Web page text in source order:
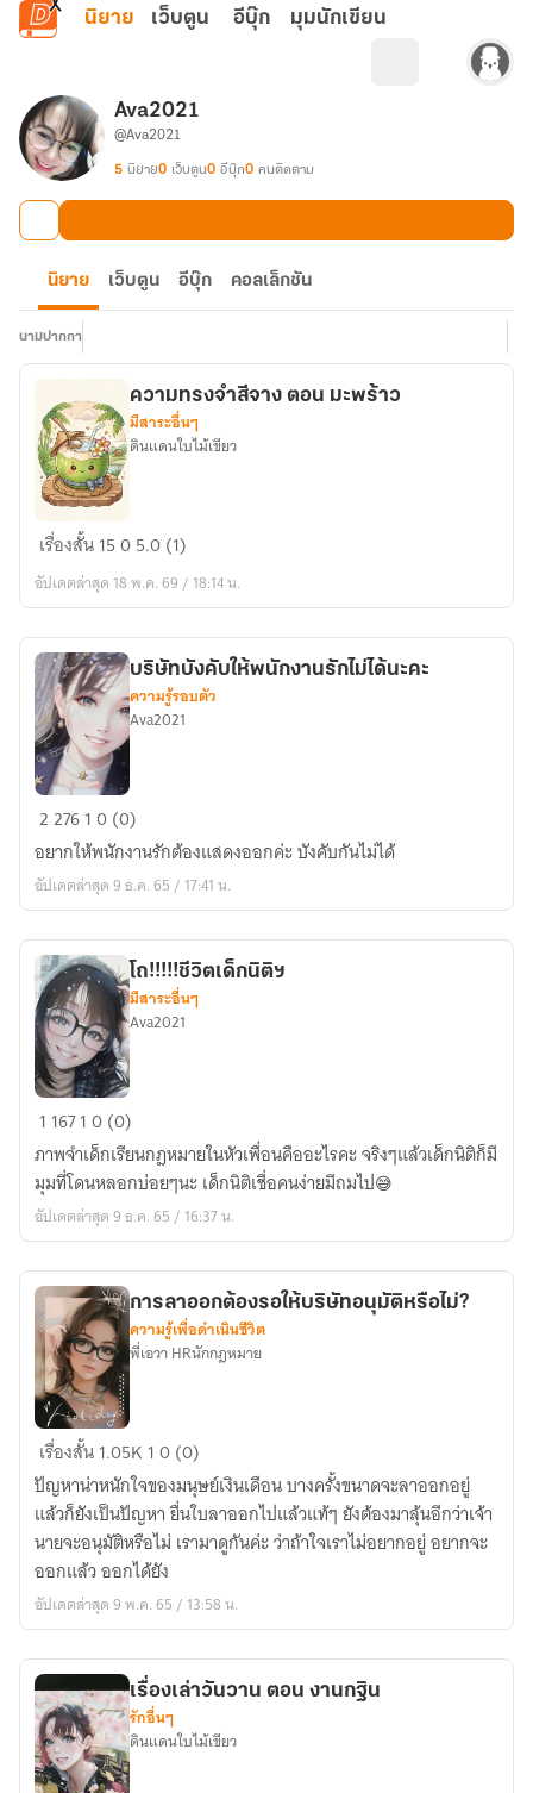
ข้ามไปยังเนื้อหาหลัก
นิยาย เว็บตูน อีบุ๊ก มุมนักเขียน
Ava2021
@Ava2021
5 นิยาย0 เว็บตูน0 อีบุ๊ก0 คนติดตาม
นิยาย เว็บตูน อีบุ๊ก คอลเล็กชัน
นามปากกา
ความ
จำ
จาง
ตอน
มะพร้าว
ความทรงจำสีจาง ตอน มะพร้าว
มีสาระอื่นๆ
ดินแดนใบไม้เขียว
เรื่องสั้น1505.0 (1)
อัปเดตล่าสุด 18 พ.ค. 69 / 18:14 น.
บริษัท
บังคับ
ให้
พนักงาน
ไม่
ได้
นะคะ
บริษัทบังคับให้พนักงานรักไม่ได้นะคะ
ความรู้รอบตัว
Ava2021
227610 (0)
อยากให้พนักงานรักต้องแสดงออกค่ะ บังคับกันไม่ได้
อัปเดตล่าสุด 9 ธ.ค. 65 / 17:41 น.
โถ!!!!!
เด็ก
นิ
ติฯ
โถ!!!!!ชีวิตเด็กนิติฯ
มีสาระอื่นๆ
Ava2021
1 16710 (0)
ภาพจำเด็กเรียนกฎหมายในหัวเพื่อนคืออะไรคะ จริงๆแล้วเด็กนิติก็มี
มุมที่โดนหลอกบ่อยๆนะ เด็กนิติเชื่อคนง่ายมีถมไป😅
อัปเดตล่าสุด 9 ธ.ค. 65 / 16:37 น.
การ
ลา
ออก
ต้อง
รอ
ให้
บริษัท
หรือ
ไม่?
การลาออกต้องรอให้บริษัทอนุมัติหรือไม่?
ความรู้เพื่อดำเนินชีวิต
พี่เอวา HRนักกฎหมาย
เรื่องสั้น1.05K 10 (0)
ปัญหาน่าหนักใจของมนุษย์เงินเดือน บางครั้งขนาดจะลาออกอยู่
แล้วก็ยังเป็นปัญหา ยื่นใบลาออกไปแล้วแท้ๆ ยังต้องมาลุ้นอีกว่าเจ้า
นายจะอนุมัติหรือไม่ เรามาดูกันค่ะ ว่าถ้าใจเราไม่อยากอยู่ อยากจะ
ออกแล้ว ออกได้ยัง
อัปเดตล่าสุด 9 พ.ค. 65 / 13:58 น.
เรื่องเล่าวันวาน ตอน งานกฐิน
รักอื่นๆ
ดินแดนใบไม้เขียว